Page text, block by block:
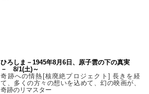
ひろしま－1945年8月6日、原子雲の下の真実
－ 8/1(土)～
奇跡への情熱[核廃絶プロジェクト] 長きを経
て、多くの方々の想いを込めて、幻の映画が、
奇跡のリマスター